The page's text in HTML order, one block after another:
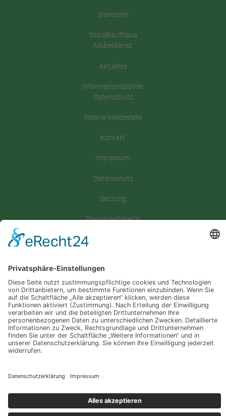
Standorte
Sozialkaufhaus
Möbeldienst
Aktuelles
Informationsblätter
Datenschutz
Interne Meldestelle
Kontakt
Impressum
Datenschutz
Satzung
Downloadbereich